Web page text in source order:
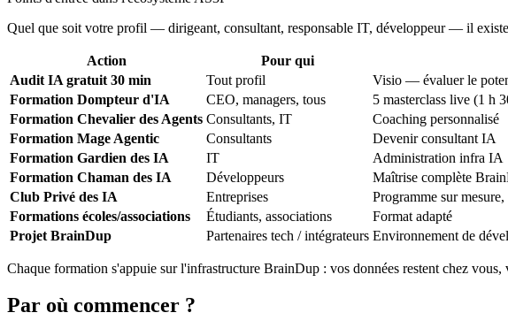
Quel que soit votre profil — dirigeant, consultant, responsable IT, développeur — il existe
Action Pour qui
Audit IA gratuit 30 min
Tout profil
Visio — évaluer le
Formation Dompteur d'IA
CEO, managers, tous
5 masterclass live (1 h
Formation Chevalier des Agents Consultants, IT
Coaching personnalisé
Formation Mage Agentic
Consultants
Devenir consultant IA
Formation Gardien des IA
IT
Administration infra IA
Formation Chaman des IA
Développeurs
Maîtrise complète
Club Privé des IA
Entreprises
Programme sur
Formations écoles/associations
Étudiants, associations
Format adapté
Projet BrainDup
Partenaires tech / intégrateurs Environnement de
Chaque formation s'appuie sur l'infrastructure BrainDup : vos données restent chez
Par où commencer ?